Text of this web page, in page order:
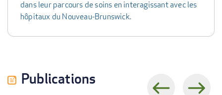
dans leur parcours de soins en interagissant avec les
hôpitaux du Nouveau-Brunswick.
Publications